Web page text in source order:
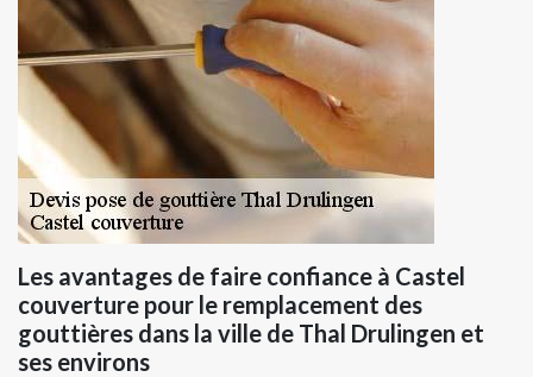
Les avantages de faire confiance à Castel
couverture pour le remplacement des
gouttières dans la ville de Thal Drulingen et
ses environs